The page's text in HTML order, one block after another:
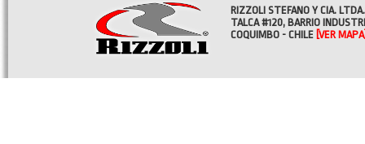
RIZZOLI STEFANO Y CIA. LTDA.
TALCA #120, BARRIO
COQUIMBO - CHILE [VER